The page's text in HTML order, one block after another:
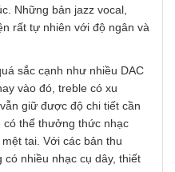
Những bản jazz vocal,
rất tự nhiên với độ ngân và
sắc cạnh như nhiều DAC
vào đó, treble có xu
giữ được độ chi tiết cần
thể thưởng thức nhạc
tai. Với các bản thu
nhiều nhạc cụ dây, thiết